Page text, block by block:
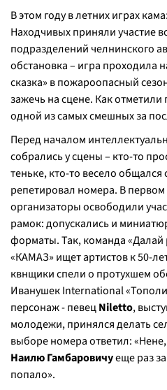
В этом году в летних играх
Находчивых приняли участие
подразделений челнинского
обстановка – игра проходила
сказка» в пожароопасный
зажечь на сцене. Как
одной из самых смешных за
Перед началом
собрались у сцены – кто-то
теньке, кто-то весело
репетировал номера. В
организаторы освободили
рамок: допускались и
форматы. Так, команда «Далай
«КАМАЗ» ищет артистов к 50-
квнщики спели о протухшем
Иванушек International
персонаж - певецNiletto,
молодежи, принялся делать
выборе номера ответил:
Наилю Гамбаровичуеще раз
попало».